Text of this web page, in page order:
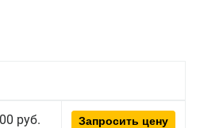
руб. Запросить цену